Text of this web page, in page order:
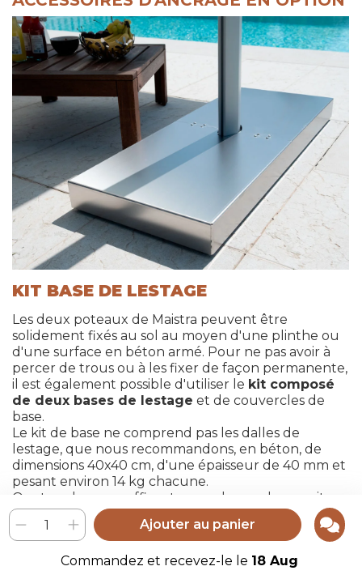
Ajouter au panier
Commandez et recevez-le le 18 Aug
KIT BASE DE LESTAGE
Les deux poteaux de Maistra peuvent être
solidement fixés au sol au moyen d'une plinthe ou
d'une surface en béton armé. Pour ne pas avoir à
percer de trous ou à les fixer de façon permanente,
il est également possible d'utiliser le kit composé
de deux bases de lestage et de couvercles de
base.
Le kit de base ne comprend pas les dalles de
lestage, que nous recommandons, en béton, de
dimensions 40x40 cm, d'une épaisseur de 40 mm et
pesant environ 14 kg chacune.
Quatre plaques suffisent pour chaque base, soit un
total de huit.
Aller à la page produit Kits base de lestage